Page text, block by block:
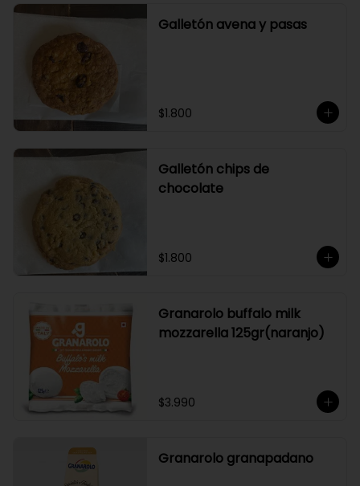
Galletón avena y pasas
$1.800
Galletón chips de
chocolate
$1.800
Granarolo buffalo milk
mozzarella 125gr(naranjo)
$3.990
Granarolo granapadano